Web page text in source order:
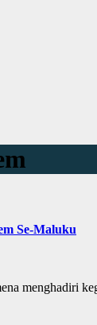
Se-Maluku
menghadiri